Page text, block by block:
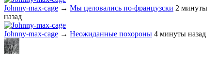
Johnny-max-cage → Мы целовались по-французски 2 минуты
назад
Johnny-max-cage → Неожиданные похороны 4 минуты назад